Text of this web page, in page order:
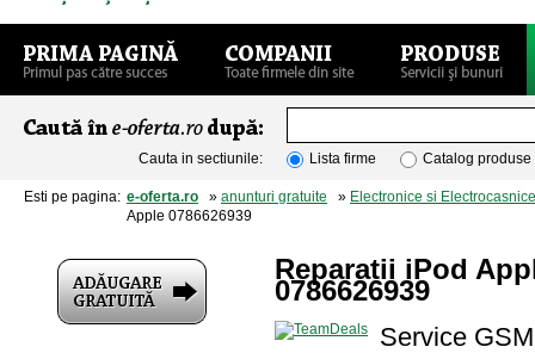
Cauta in sectiunile: Lista firme Catalog produse
Esti pe pagina: e-oferta.ro » anunturi gratuite » Electronice si Electrocasnice
Apple 0786626939
Reparatii iPod
0786626939
Service